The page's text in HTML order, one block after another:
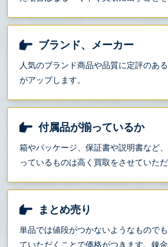
ブランド、メーカー
人気のブランド商品や品質に定評のあ
がアップします。
付属品が揃っているか
箱やパッケージ、保証書や説明書など
っているものは高く買取をさせていただ
まとめ売り
単品では値段がつかないようなもので
ていただくことで価格がつきます。錬